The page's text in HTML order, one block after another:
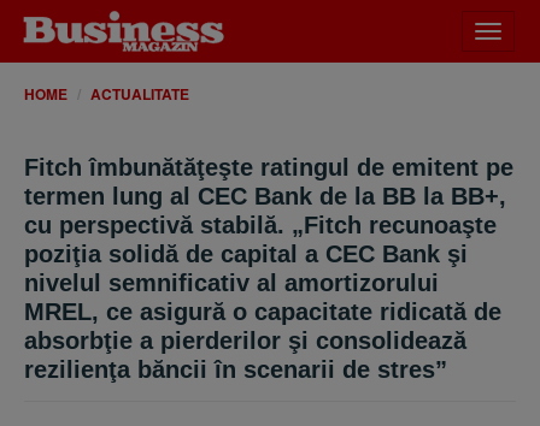
meniu
HOME ACTUALITATE
Fitch îmbunătăţeşte ratingul de emitent pe
termen lung al CEC Bank de la BB la BB+,
cu perspectivă stabilă. „Fitch recunoaşte
poziţia solidă de capital a CEC Bank şi
nivelul semnificativ al amortizorului
MREL, ce asigură o capacitate ridicată de
absorbţie a pierderilor şi consolidează
rezilienţa băncii în scenarii de stres”